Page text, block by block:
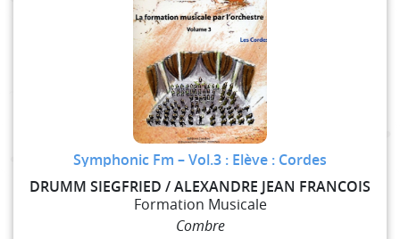
Symphonic Fm – Vol.3 : Elève : Cordes
DRUMM SIEGFRIED / ALEXANDRE JEAN FRANCOIS
Formation Musicale
Combre